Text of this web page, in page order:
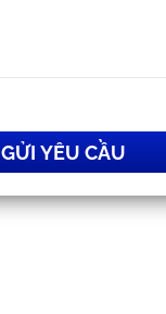
GỬI YÊU CẦU